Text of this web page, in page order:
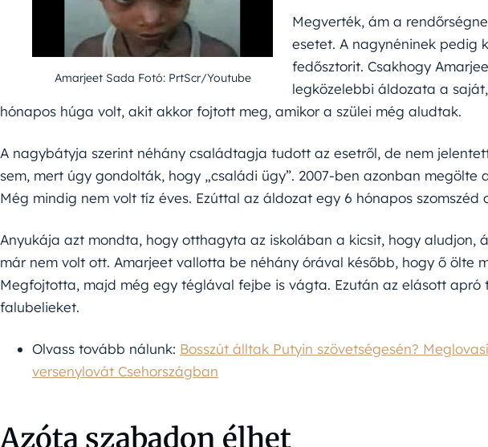
Amarjeet Sada Fotó: PrtScr/Youtube
Megverték, ám a
esetet. A nagynéninek pedig
fedősztorit. Csakhogy
legközelebbi áldozata a
hónapos húga volt, akit akkor fojtott meg, amikor a szülei még aludtak.
A nagybátyja szerint néhány családtagja tudott az esetről, de nem
sem, mert úgy gondolták, hogy „családi ügy”. 2007-ben azonban megölte
Még mindig nem volt tíz éves. Ezúttal az áldozat egy 6 hónapos szomszéd
Anyukája azt mondta, hogy otthagyta az iskolában a kicsit, hogy aludjon,
már nem volt ott. Amarjeet vallotta be néhány órával később, hogy ő ölte
Megfojtotta, majd még egy téglával fejbe is vágta. Ezután az elásott apró
falubelieket.
Olvass tovább nálunk: Bosszút álltak Putyin szövetségesén?
versenylovát Csehországban
Azóta szabadon élhet